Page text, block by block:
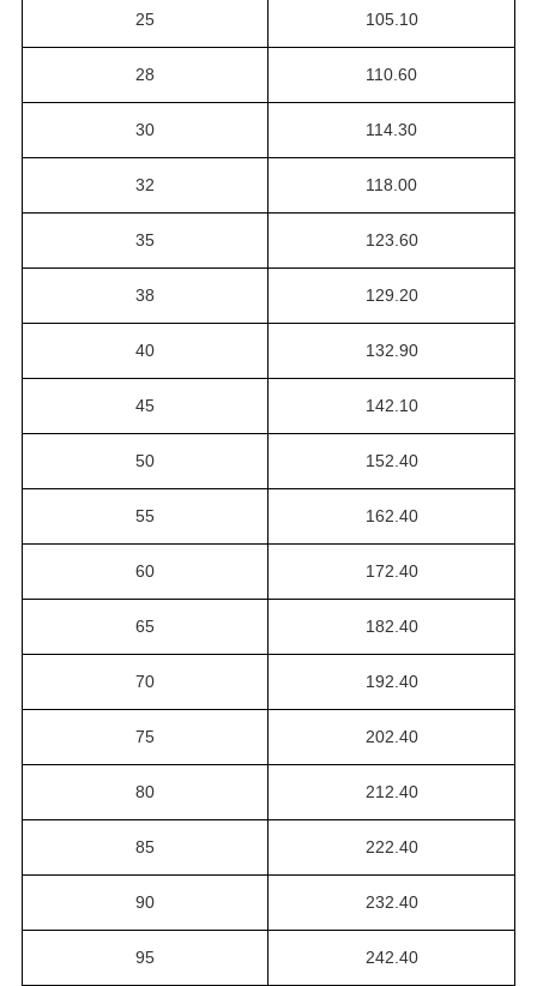
25 105.10
28 110.60
30 114.30
32 118.00
35 123.60
38 129.20
40 132.90
45 142.10
50 152.40
55 162.40
60 172.40
65 182.40
70 192.40
75 202.40
80 212.40
85 222.40
90 232.40
95 242.40